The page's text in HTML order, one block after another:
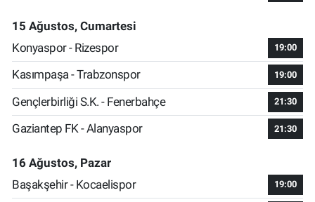
15 Ağustos, Cumartesi
Konyaspor - Rizespor
19:00
Kasımpaşa - Trabzonspor 19:00
Gençlerbirliği S.K. - Fenerbahçe 21:30
Gaziantep FK - Alanyaspor 21:30
16 Ağustos, Pazar
Başakşehir - Kocaelispor
19:00